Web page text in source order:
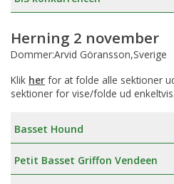
Herning 2 november
Dommer:Arvid Göransson,Sverige
Klik her for at folde alle sektioner
sektioner for vise/folde ud enkeltvis.
Basset Hound
Petit Basset Griffon Vendeen